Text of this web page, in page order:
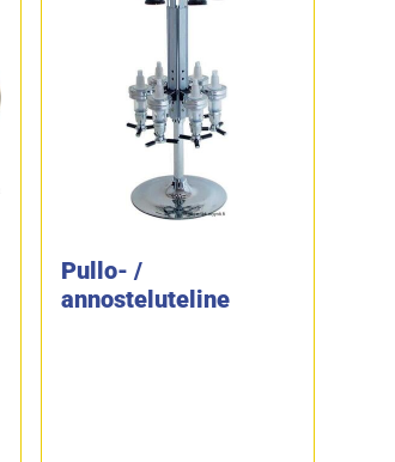
Pullo- /
annosteluteline